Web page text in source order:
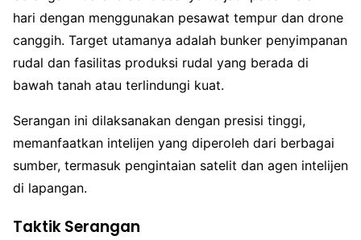
hari dengan menggunakan pesawat tempur dan drone
canggih. Target utamanya adalah bunker penyimpanan
rudal dan fasilitas produksi rudal yang berada di
bawah tanah atau terlindungi kuat.
Serangan ini dilaksanakan dengan presisi tinggi,
memanfaatkan intelijen yang diperoleh dari berbagai
sumber, termasuk pengintaian satelit dan agen intelijen
di lapangan.
Taktik Serangan